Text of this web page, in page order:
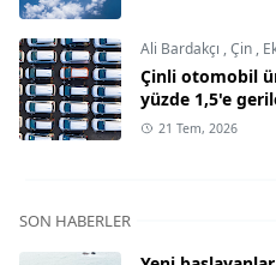
Ali Bardakçı ,Çin ,
Çinli otomobil
yüzde 1,5'e
21 Tem, 2026
SON HABERLER